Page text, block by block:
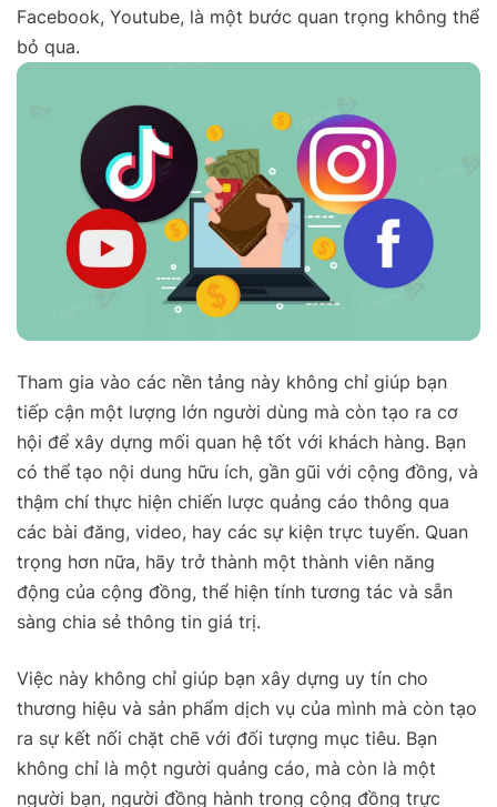
Facebook, Youtube, là một bước quan trọng không thể
bỏ qua.
Tham gia vào các nền tảng này không chỉ giúp bạn
tiếp cận một lượng lớn người dùng mà còn tạo ra cơ
hội để xây dựng mối quan hệ tốt với khách hàng. Bạn
có thể tạo nội dung hữu ích, gần gũi với cộng đồng, và
thậm chí thực hiện chiến lược quảng cáo thông qua
các bài đăng, video, hay các sự kiện trực tuyến. Quan
trọng hơn nữa, hãy trở thành một thành viên năng
động của cộng đồng, thể hiện tính tương tác và sẵn
sàng chia sẻ thông tin giá trị.
Việc này không chỉ giúp bạn xây dựng uy tín cho
thương hiệu và sản phẩm dịch vụ của mình mà còn tạo
ra sự kết nối chặt chẽ với đối tượng mục tiêu. Bạn
không chỉ là một người quảng cáo, mà còn là một
người bạn, người đồng hành trong cộng đồng trực